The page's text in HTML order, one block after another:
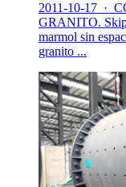
2011-10-17 ·
GRANITO. Skip
marmol sin
granito ...